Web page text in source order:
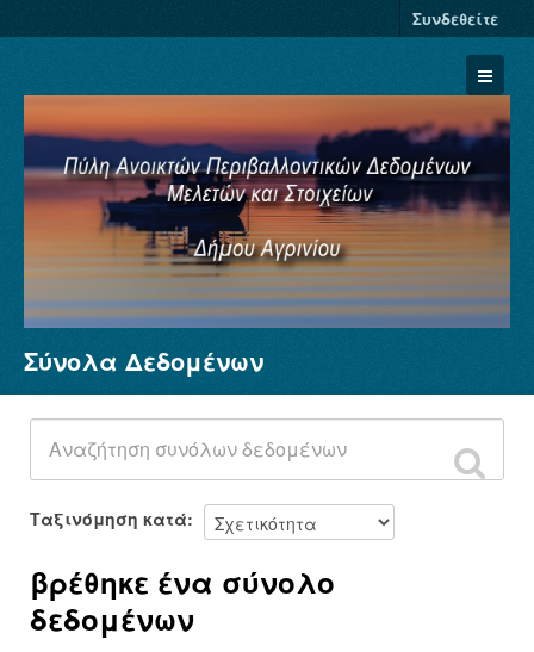
Συνδεθείτε
Σύνολα Δεδομένων
Φορείς
Ομάδες
Σχετικά
Σύνολα Δεδομένων
Ταξινόμηση κατά
βρέθηκε ένα σύνολο
δεδομένων